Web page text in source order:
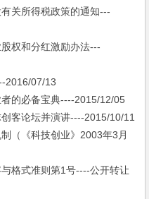
关所得税政策的通知---
权和分红激励办法---
07/13
的必备宝典----2015/12/05
论坛并演讲----2015/10/11
《科技创业》2003年3月
格式准则第1号----公开转让